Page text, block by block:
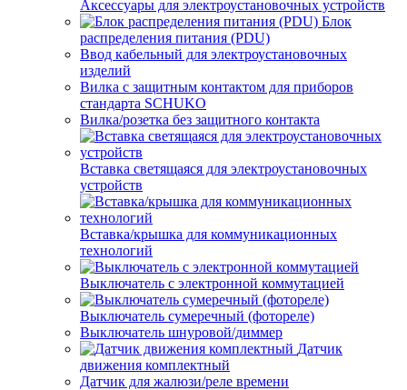
Аксессуары для электроустановочных устройств
Блок
распределения питания (PDU)
Ввод кабельный для электроустановочных
изделий
Вилка с защитным контактом для приборов
стандарта SCHUKO
Вилка/розетка без защитного контакта
Вставка светящаяся для электроустановочных
устройств
Вставка/крышка для коммуникационных
технологий
Выключатель с электронной коммутацией
Выключатель сумеречный (фотореле)
Выключатель шнуровой/диммер
Датчик
движения комплектный
Датчик для жалюзи/реле времени